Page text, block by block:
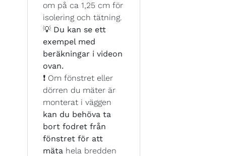
om på ca 1,25 cm för
isolering och tätning.
💡 Du kan se ett
exempel med
beräkningar i videon
ovan.
❗ Om fönstret eller
dörren du mäter är
monterat i väggen
kan du behöva ta
bort fodret från
fönstret för att
mäta hela bredden